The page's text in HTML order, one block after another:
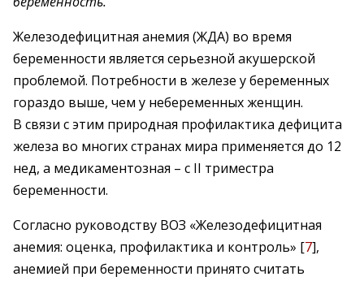
Железодефицитная анемия (ЖДА) во время
беременности является серьезной акушерской
проблемой. Потребности в железе у беременных
гораздо выше, чем у небеременных женщин.
В связи с этим природная профилактика дефицита
железа во многих странах мира применяется до 12
нед, а медикаментозная – с ІІ триместра
беременности.
Согласно руководству ВОЗ «Железодефицитная
анемия: оценка, профилактика и контроль» [7],
анемией при беременности принято считать